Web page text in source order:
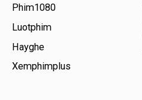
Phim1080
Luotphim
Hayghe
Xemphimplus